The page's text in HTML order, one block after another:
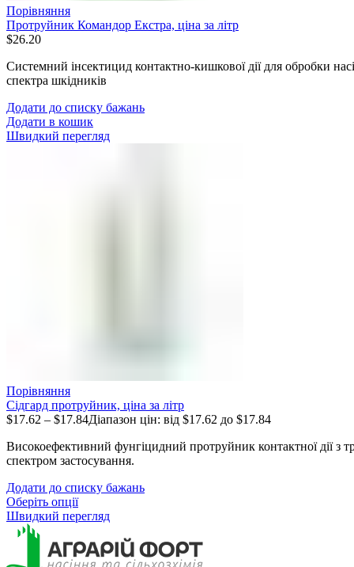
Порівняння
Протруйник Командор Екстра, ціна за літр
$26.20
Системний інсектицид контактно-кишкової дії для обробки
спектра шкідників
Додати до списку бажань
Додати в кошик
Швидкий перегляд
Порівняння
Сідгард протруйник, ціна за літр
$17.62 – $17.84Діапазон цін: від $17.62 до $17.84
Високоефективний фунгіцидний протруйник контактної дії з
спектром застосування.
Додати до списку бажань
Оберіть опції
Швидкий перегляд